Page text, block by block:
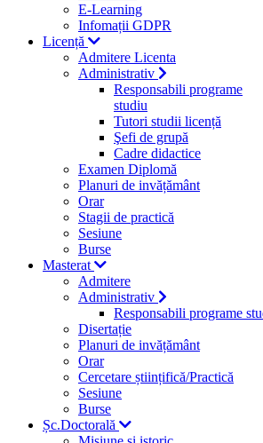
E-Learning
Infomații GDPR
Licență
Admitere Licenta
Administrativ
Responsabili programe
studiu
Tutori studii licență
Şefi de grupă
Cadre didactice
Examen Diplomă
Planuri de invățământ
Orar
Stagii de practică
Sesiune
Burse
Masterat
Admitere
Administrativ
Responsabili programe
Disertație
Planuri de invățământ
Orar
Cercetare științifică/Practică
Sesiune
Burse
Șc.Doctorală